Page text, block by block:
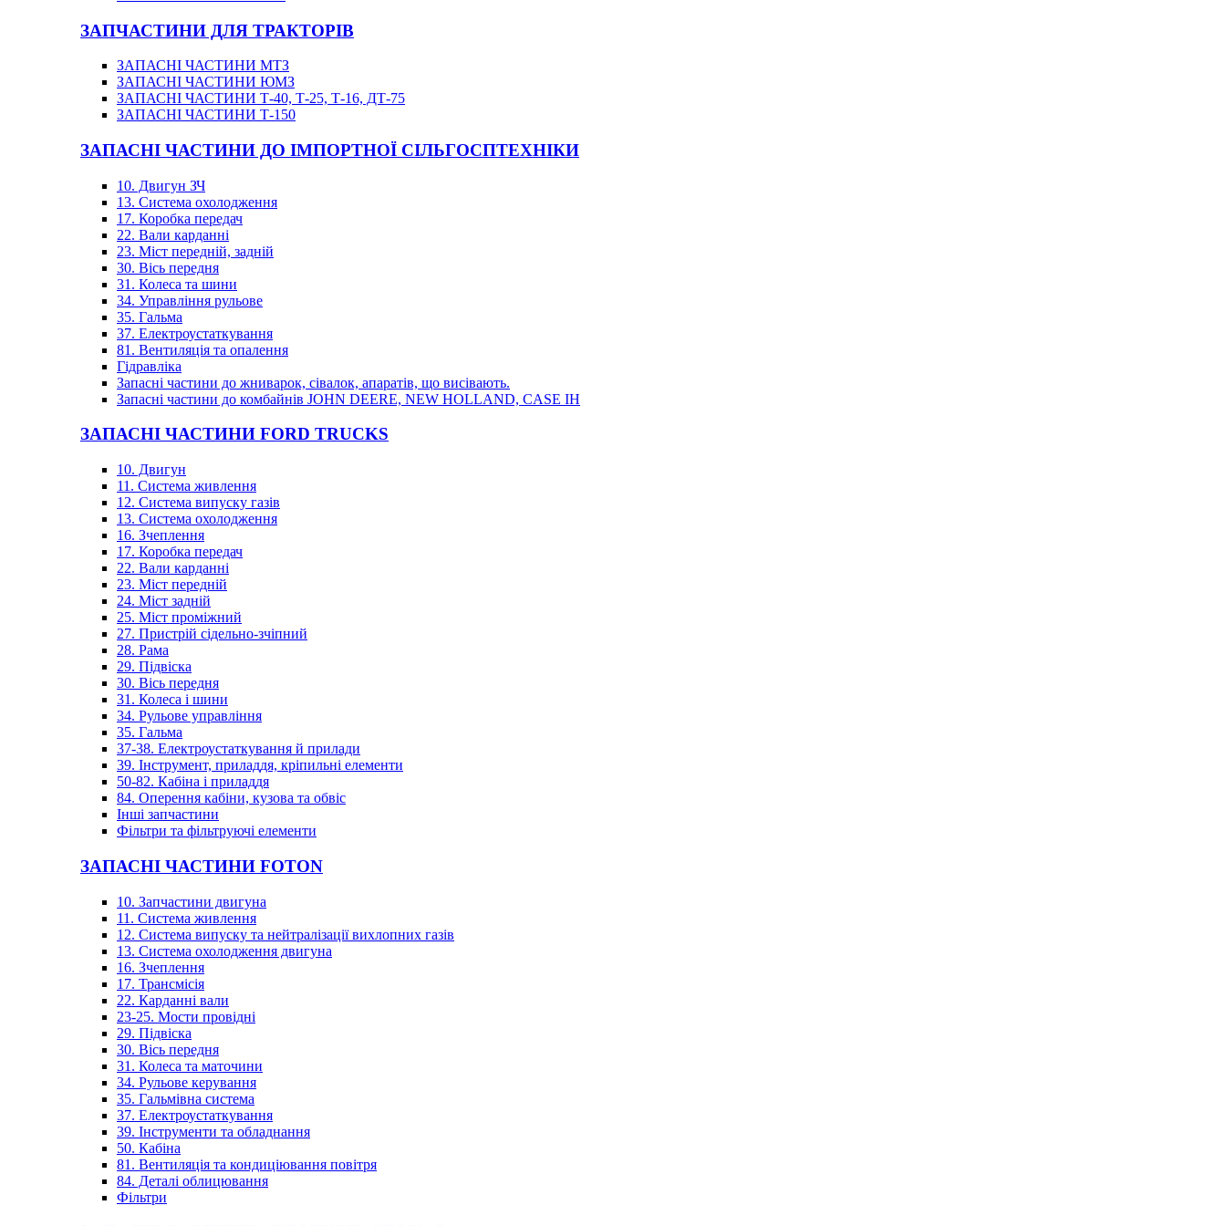
ЗАПЧАСТИНИ ДЛЯ ТРАКТОРІВ
ЗАПАСНІ ЧАСТИНИ МТЗ
ЗАПАСНІ ЧАСТИНИ ЮМЗ
ЗАПАСНІ ЧАСТИНИ Т-40, Т-25, Т-16, ДТ-75
ЗАПАСНІ ЧАСТИНИ Т-150
ЗАПАСНІ ЧАСТИНИ ДО ІМПОРТНОЇ СІЛЬГОСПТЕХНІКИ
10. Двигун ЗЧ
13. Система охолодження
17. Коробка передач
22. Вали карданні
23. Міст передній, задній
30. Вісь передня
31. Колеса та шини
34. Управління рульове
35. Гальма
37. Електроустаткування
81. Вентиляція та опалення
Гідравліка
Запасні частини до жниварок, сівалок, апаратів, що висівають.
Запасні частини до комбайнів JOHN DEERE, NEW HOLLAND, CASE IH
ЗАПАСНІ ЧАСТИНИ FORD TRUCKS
10. Двигун
11. Система живлення
12. Система випуску газів
13. Система охолодження
16. Зчеплення
17. Коробка передач
22. Вали карданні
23. Міст передній
24. Міст задній
25. Міст проміжний
27. Пристрій сідельно-зчіпний
28. Рама
29. Підвіска
30. Вісь передня
31. Колеса і шини
34. Рульове управління
35. Гальма
37-38. Електроустаткування й прилади
39. Інструмент, приладдя, кріпильні елементи
50-82. Кабіна і приладдя
84. Оперення кабіни, кузова та обвіс
Інші запчастини
Фільтри та фільтруючі елементи
ЗАПАСНІ ЧАСТИНИ FOTON
10. Запчастини двигуна
11. Система живлення
12. Система випуску та нейтралізації вихлопних газів
13. Система охолодження двигуна
16. Зчеплення
17. Трансмісія
22. Карданні вали
23-25. Мости провідні
29. Підвіска
30. Вісь передня
31. Колеса та маточини
34. Рульове керування
35. Гальмівна система
37. Електроустаткування
39. Інструменти та обладнання
50. Кабіна
81. Вентиляція та кондиціювання повітря
84. Деталі облицювання
Фільтри